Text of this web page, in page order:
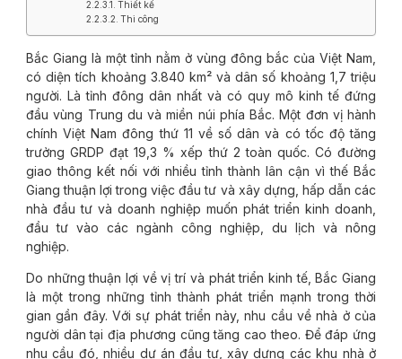
Thiết kế
Thi công
Bắc Giang là một tỉnh nằm ở vùng đông bắc của Việt Nam,
có diện tích khoảng 3.840 km² và dân số khoảng 1,7 triệu
người. Là tỉnh đông dân nhất và có quy mô kinh tế đứng
đầu vùng Trung du và miền núi phía Bắc. Một đơn vị hành
chính Việt Nam đông thứ 11 về số dân và có tốc độ tăng
trưởng GRDP đạt 19,3 % xếp thứ 2 toàn quốc. Có đường
giao thông kết nối với nhiều tỉnh thành lân cận vì thế Bắc
Giang thuận lợi trong việc đầu tư và xây dựng, hấp dẫn các
nhà đầu tư và doanh nghiệp muốn phát triển kinh doanh,
đầu tư vào các ngành công nghiệp, du lịch và nông
nghiệp.
Do những thuận lợi về vị trí và phát triển kinh tế, Bắc Giang
là một trong những tỉnh thành phát triển mạnh trong thời
gian gần đây. Với sự phát triển này, nhu cầu về nhà ở của
người dân tại địa phương cũng tăng cao theo. Để đáp ứng
nhu cầu đó, nhiều dự án đầu tư, xây dựng các khu nhà ở